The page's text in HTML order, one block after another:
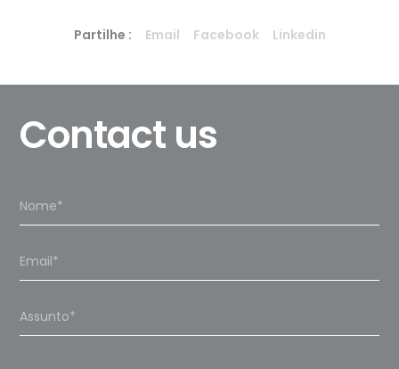
Partilhe : Email Facebook Linkedin
Contact us